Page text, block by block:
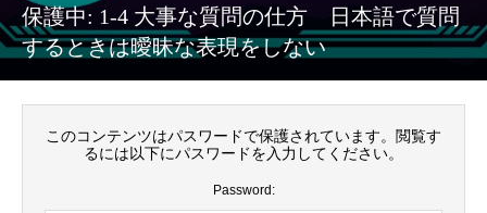
保護中: 1-4 大事な質問の仕方 日本語で質問
するときは曖昧な表現をしない
このコンテンツはパスワードで保護されています。閲覧す
るには以下にパスワードを入力してください。
Password: